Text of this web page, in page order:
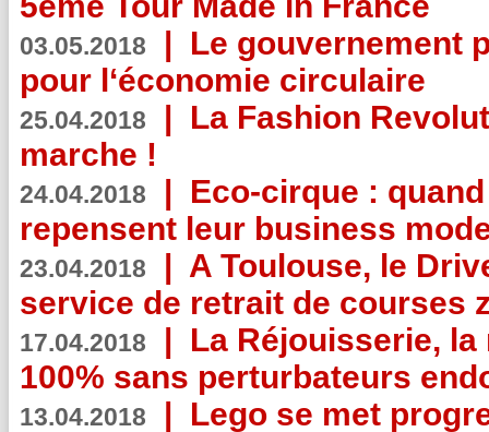
03.05.2018 | Le gouvernement
pour l‘économie circulaire
25.04.2018 | La Fashion
marche !
24.04.2018 | Eco-cirque :
repensent leur business
23.04.2018 | A Toulouse, le
service de retrait de courses
17.04.2018 | La Réjouisserie,
100% sans perturbateurs
13.04.2018 | Lego se met